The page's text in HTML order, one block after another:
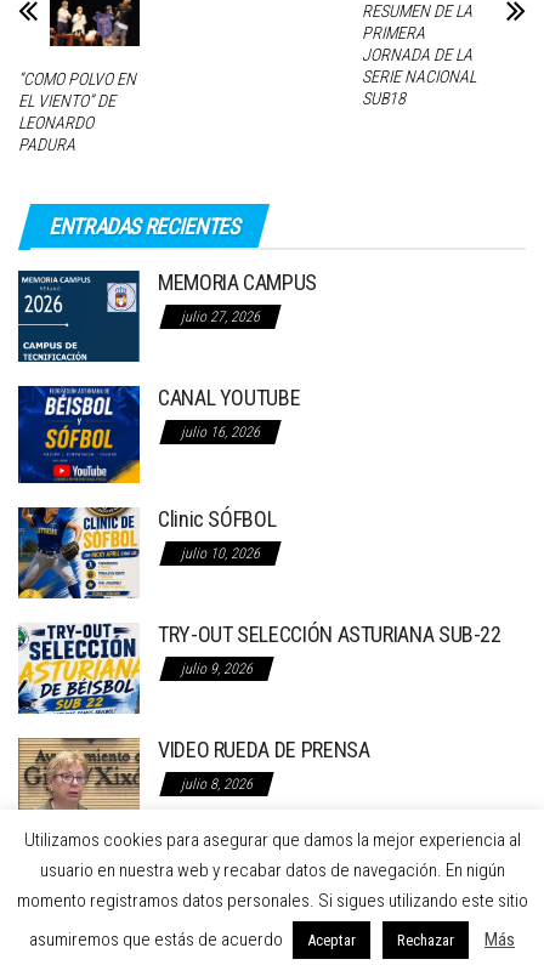
“COMO POLVO EN
EL VIENTO” DE
LEONARDO
PADURA
RESUMEN DE LA
PRIMERA
JORNADA DE LA
SERIE NACIONAL
SUB18
ENTRADAS RECIENTES
MEMORIA CAMPUS
julio 27, 2026
CANAL YOUTUBE
julio 16, 2026
Clinic SÓFBOL
julio 10, 2026
TRY-OUT SELECCIÓN ASTURIANA SUB-22
julio 9, 2026
VIDEO RUEDA DE PRENSA
julio 8, 2026
RUEDA DE PRENSA EN EL AYTO. DE GIJON
RECLAMANDO LA REFORMA INTEGRAL DE LA
INSTALACION DE BÉISBOL
julio 7, 2026
Utilizamos cookies para asegurar que damos la mejor experiencia al
usuario en nuestra web y recabar datos de navegación. En nigún
momento registramos datos personales. Si sigues utilizando este sitio
asumiremos que estás de acuerdo
Aceptar Rechazar Más